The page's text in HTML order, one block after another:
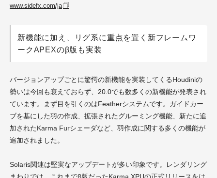
www.sidefx.com/ja
新機能に加え、リグ系に重点を置く新フレームワ
ークAPEXのβ版も実装
バージョンアップごとに驚愕の新機能を実装してくるHoudiniの
勢いは今回も衰えておらず、20.0でも数多くの新機能が発表され
ています。まず目を引くのはFeatherシステムです。ガイドカー
ブを基にした羽の作成、拡張されたグルーミング機能、新たに追
加されたKarma Furシェーダなど、羽作成に関する多くの機能が
追加されました。
Solaris関連は堅実なアップデートが多い印象です。レンダリング
まわりでは、これまでβ版だったKarma XPUの正式リリースをは